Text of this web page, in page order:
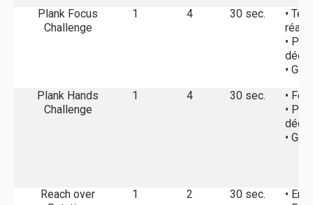
Plank Focus
Challenge
1 4 30 sec.
•
•
•
Plank Hands
Challenge
1 4 30 sec.
•
•
•
Reach over
1 2 30 sec.
•